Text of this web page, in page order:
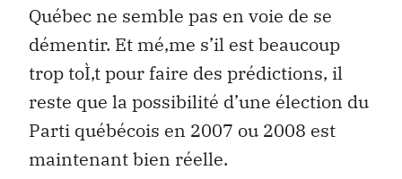
Québec ne semble pas en voie de se
démentir. Et mé‚me s’il est beaucoup
trop toÌ‚t pour faire des prédictions, il
reste que la possibilité d’une élection du
Parti québécois en 2007 ou 2008 est
maintenant bien réelle.